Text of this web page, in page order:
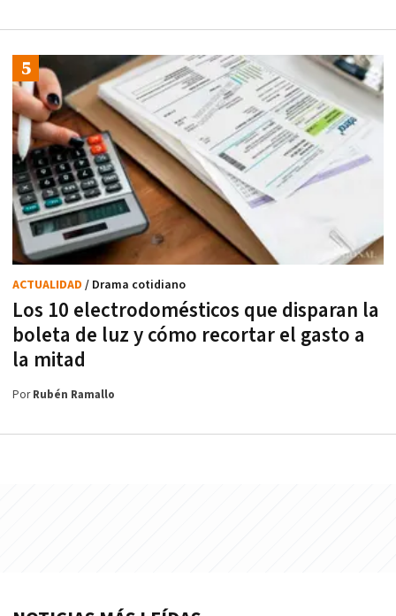
Los 10 electrodomésticos que disparan la
boleta de luz y cómo recortar el gasto a
la mitad
ACTUALIDAD / Drama cotidiano
PorRubén Ramallo